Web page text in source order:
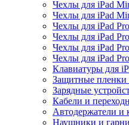
Чехлы для iPad
Чехлы для iPad
Чехлы для iPad
Чехлы для iPad
Чехлы для iPad
Чехлы для iPad
Клавиатуры для
Защитные пленки
Зарядные
Кабели и
Автодержатели и
Наушники и